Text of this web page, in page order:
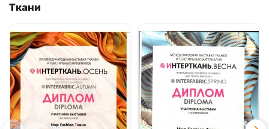
Ткани